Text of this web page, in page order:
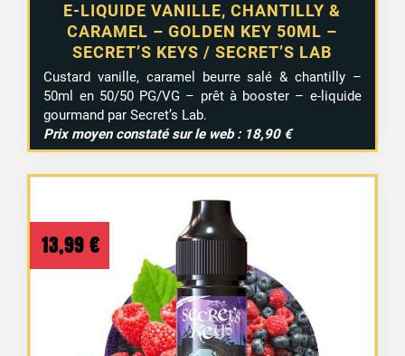
E-LIQUIDE VANILLE, CHANTILLY &
CARAMEL – GOLDEN KEY 50ML –
SECRET’S KEYS / SECRET’S LAB
Custard vanille, caramel beurre salé & chantilly –
50ml en 50/50 PG/VG – prêt à booster – e-liquide
gourmand par Secret’s Lab.
Prix moyen constaté sur le web : 18,90 €
13,99 €